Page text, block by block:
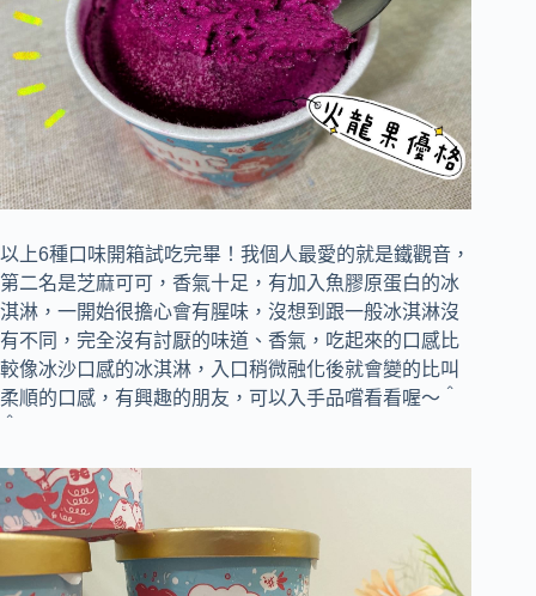
以上6種口味開箱試吃完畢！我個人最愛的就是鐵觀音，
第二名是芝麻可可，香氣十足，有加入魚膠原蛋白的冰
淇淋，一開始很擔心會有腥味，沒想到跟一般冰淇淋沒
有不同，完全沒有討厭的味道、香氣，吃起來的口感比
較像冰沙口感的冰淇淋，入口稍微融化後就會變的比叫
柔順的口感，有興趣的朋友，可以入手品嚐看看喔～＾